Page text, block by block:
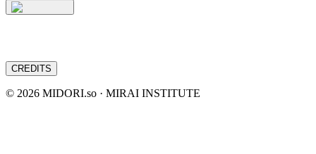
CREDITS
© 2026 MIDORI.so · MIRAI INSTITUTE